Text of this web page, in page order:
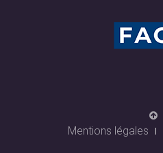
Mentions légales